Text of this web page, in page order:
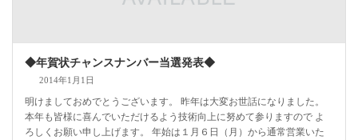
◆年賀状チャンスナンバー当選発表◆
2014年1月1日
明けましておめでとうございます。 昨年は大変お世話になりました。
本年も皆様に喜んでいただけるよう技術向上に努めて参りますので よ
ろしくお願い申し上げます。 年始は１月６日（月）から通常営業いた